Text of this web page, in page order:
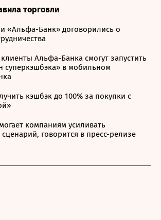
торговли
«Альфа-Банк» договорились о
клиенты Альфа-Банка смогут запустить
суперкэшбэка» в мобильном
кэшбэк до 100% за покупки с
компаниям усиливать
говорится в пресс-релизе